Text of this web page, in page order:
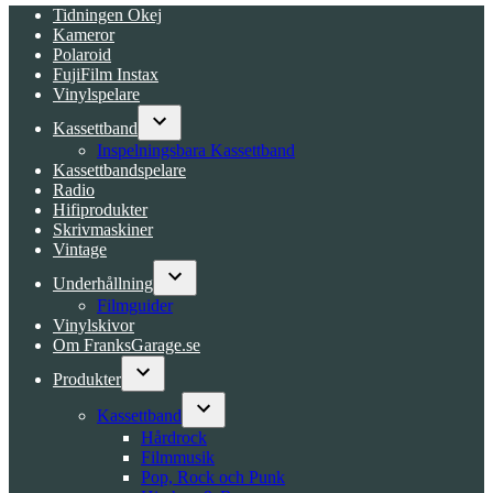
Tidningen Okej
Kameror
Polaroid
FujiFilm Instax
Vinylspelare
Kassettband
Open
dropdown
menu
Inspelningsbara Kassettband
Kassettbandspelare
Radio
Hifiprodukter
Skrivmaskiner
Vintage
Underhållning
Open
Filmguider
Vinylskivor
Om FranksGarage.se
Produkter
Open
dropdown
menu
Kassettband
Open
dropdown
menu
Hårdrock
Filmmusik
Pop, Rock och Punk